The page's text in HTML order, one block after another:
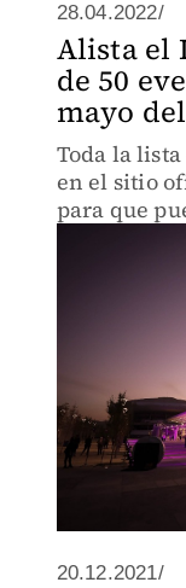
28.04.2022/
Alista el
de 50
mayo
Toda la
en el sitio
para que
20.12.2021/